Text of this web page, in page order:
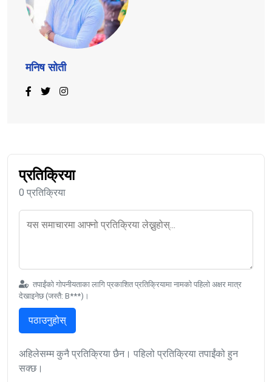
मनिष सोती
प्रतिक्रिया
0 प्रतिक्रिया
तपाईंको गोपनीयताका लागि प्रकाशित प्रतिक्रियामा नामको पहिलो अक्षर मात्र
देखाइनेछ (जस्तै: B***)।
पठाउनुहोस्
अहिलेसम्म कुनै प्रतिक्रिया छैन। पहिलो प्रतिक्रिया तपाईंको हुन
सक्छ।